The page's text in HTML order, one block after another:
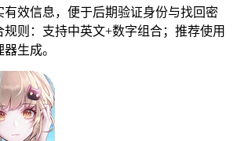
有效信息，便于后期验证身份与找回密
规则：支持中英文+数字组合；推荐使用
生成。